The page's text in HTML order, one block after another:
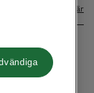
Klarna. Läs mer här